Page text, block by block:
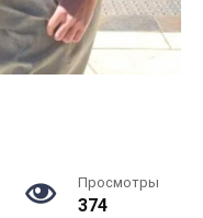
Просмотры
374